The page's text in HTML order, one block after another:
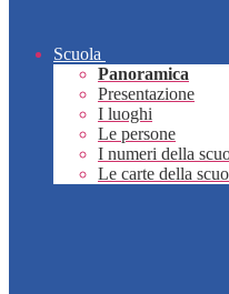
Scuola
Panoramica
Presentazione
I luoghi
Le persone
I numeri della
Le carte della